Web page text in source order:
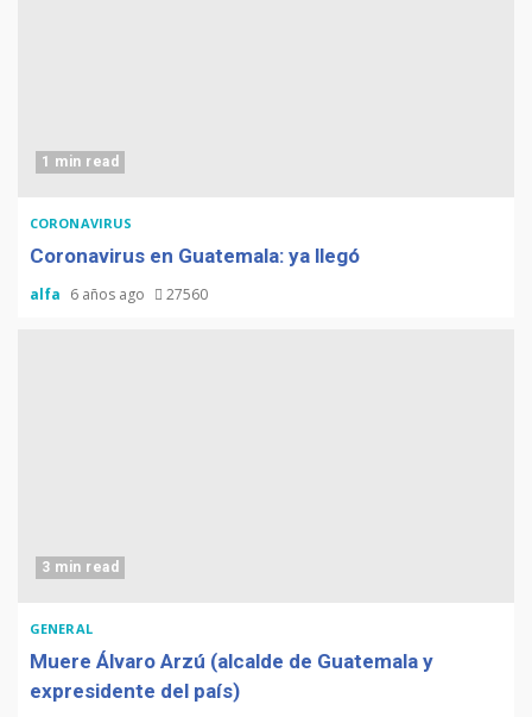
1 min read
CORONAVIRUS
Coronavirus en Guatemala: ya llegó
alfa 6 años ago 27560
3 min read
GENERAL
Muere Álvaro Arzú (alcalde de Guatemala y
expresidente del país)